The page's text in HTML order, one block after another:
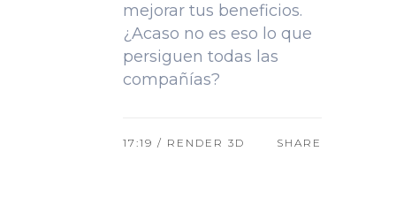
mejorar tus beneficios.
¿Acaso no es eso lo que
persiguen todas las
compañías?
17:19 / RENDER 3D SHARE